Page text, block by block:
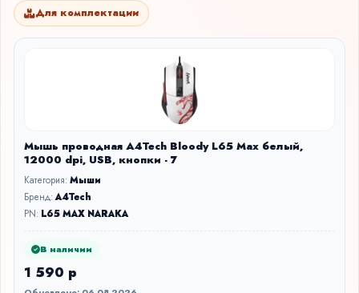
Для комплектации
Мышь проводная A4Tech Bloody L65 Max белый,
12000 dpi, USB, кнопки - 7
Категория:Мыши
Бренд:A4Tech
PN: L65 MAX NARAKA
В наличии
1 590 р